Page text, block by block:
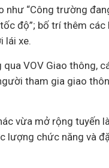
như “Công trường
độ”; bố trí thêm các
lái xe.
VOV Giao thông,
tham gia giao
vừa mở rộng tuyến
lượng chức năng và